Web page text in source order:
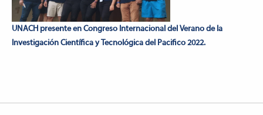
UNACH presente en Congreso Internacional del Verano de la
Investigación Científica y Tecnológica del Pacifico 2022.